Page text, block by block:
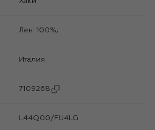
Лен: 100%;
Италия
7109268
L44Q00/FU4LG